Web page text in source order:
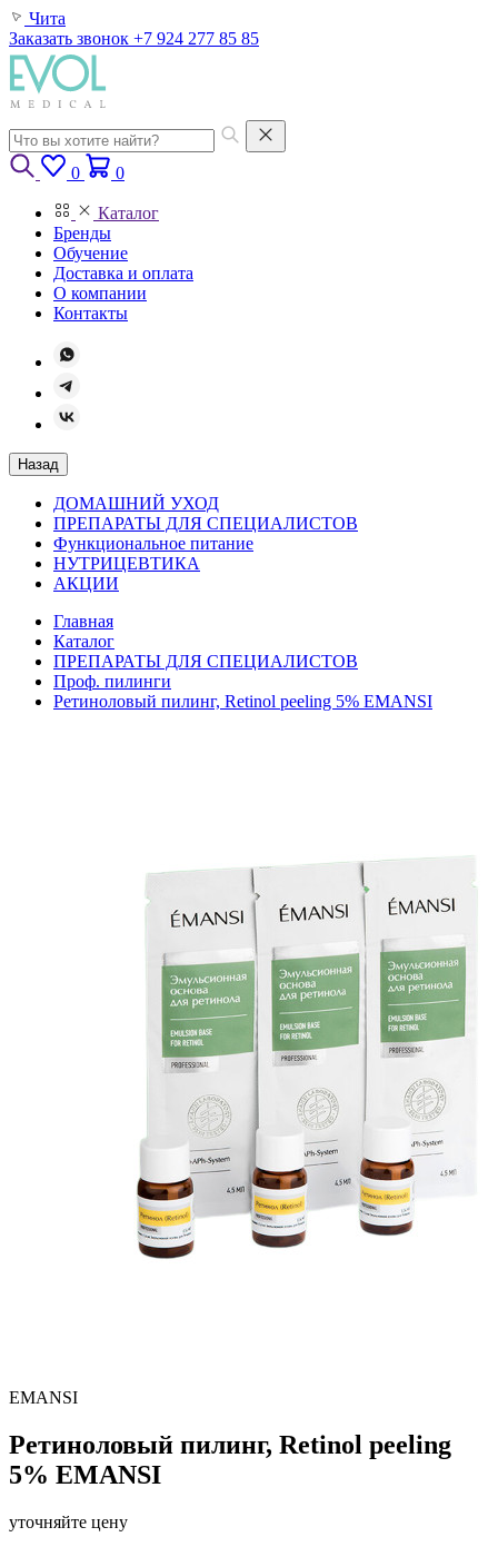
Чита
Заказать звонок +7 924 277 85 85
0 0
Каталог
Бренды
Обучение
Доставка и оплата
О компании
Контакты
Назад
ДОМАШНИЙ УХОД
ПРЕПАРАТЫ ДЛЯ СПЕЦИАЛИСТОВ
Функциональное питание
НУТРИЦЕВТИКА
АКЦИИ
Главная
Каталог
ПРЕПАРАТЫ ДЛЯ СПЕЦИАЛИСТОВ
Проф. пилинги
Ретиноловый пилинг, Retinol peeling 5% EMANSI
EMANSI
Ретиноловый пилинг, Retinol peeling
5% EMANSI
уточняйте цену